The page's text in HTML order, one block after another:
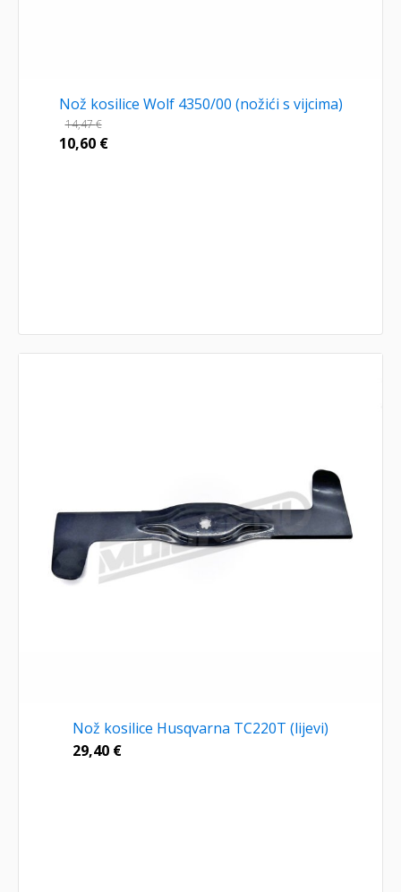
Nož kosilice Wolf 4350/00 (nožići s vijcima)
14,47€
10,60 €
Nož kosilice Husqvarna TC220T (lijevi)
29,40 €